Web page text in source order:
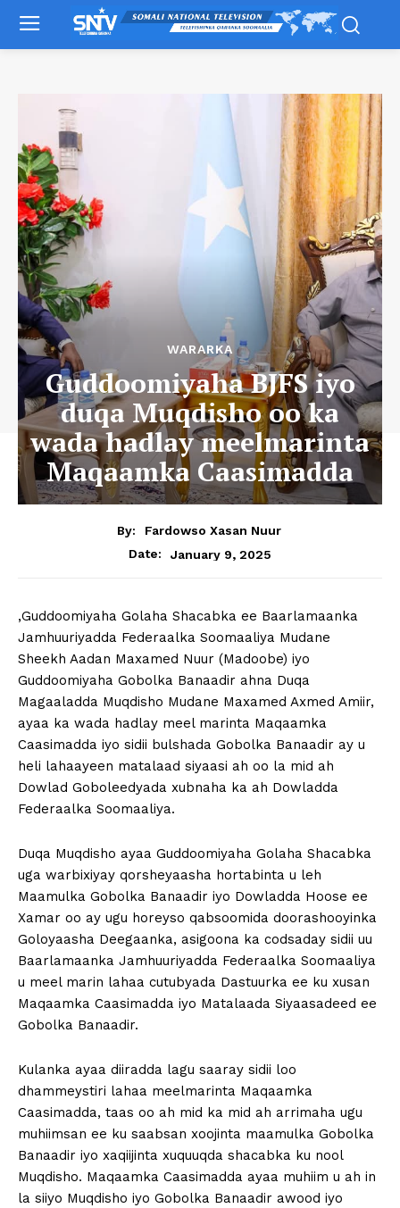
WARARKA
Guddoomiyaha BJFS iyo
duqa Muqdisho oo ka
wada hadlay meelmarinta
Maqaamka Caasimadda
By:
Fardowso Xasan Nuur
Date:
January 9, 2025
,Guddoomiyaha Golaha Shacabka ee Baarlamaanka
Jamhuuriyadda Federaalka Soomaaliya Mudane
Sheekh Aadan Maxamed Nuur (Madoobe) iyo
Guddoomiyaha Gobolka Banaadir ahna Duqa
Magaaladda Muqdisho Mudane Maxamed Axmed Amiir,
ayaa ka wada hadlay meel marinta Maqaamka
Caasimadda iyo sidii bulshada Gobolka Banaadir ay u
heli lahaayeen matalaad siyaasi ah oo la mid ah
Dowlad Goboleedyada xubnaha ka ah Dowladda
Federaalka Soomaaliya.
Duqa Muqdisho ayaa Guddoomiyaha Golaha Shacabka
uga warbixiyay qorsheyaasha hortabinta u leh
Maamulka Gobolka Banaadir iyo Dowladda Hoose ee
Xamar oo ay ugu horeyso qabsoomida doorashooyinka
Goloyaasha Deegaanka, asigoona ka codsaday sidii uu
Baarlamaanka Jamhuuriyadda Federaalka Soomaaliya
u meel marin lahaa cutubyada Dastuurka ee ku xusan
Maqaamka Caasimadda iyo Matalaada Siyaasadeed ee
Gobolka Banaadir.
Kulanka ayaa diiradda lagu saaray sidii loo
dhammeystiri lahaa meelmarinta Maqaamka
Caasimadda, taas oo ah mid ka mid ah arrimaha ugu
muhiimsan ee ku saabsan xoojinta maamulka Gobolka
Banaadir iyo xaqiijinta xuquuqda shacabka ku nool
Muqdisho. Maqaamka Caasimadda ayaa muhiim u ah in
la siiyo Muqdisho iyo Gobolka Banaadir awood iyo